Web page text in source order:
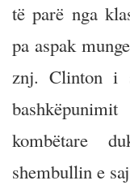
të parë nga
pa aspak
znj. Clinton i
kombëtare
shembullin e